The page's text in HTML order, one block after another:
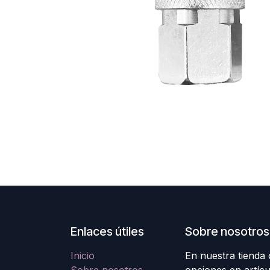
Enlaces útiles
Inicio
Sobre nosotros
En nuestra tienda